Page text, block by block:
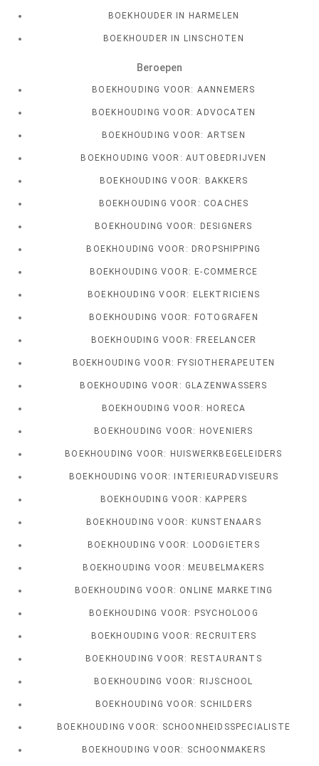
BOEKHOUDER IN HARMELEN
BOEKHOUDER IN LINSCHOTEN
Beroepen
BOEKHOUDING VOOR: AANNEMERS
BOEKHOUDING VOOR: ADVOCATEN
BOEKHOUDING VOOR: ARTSEN
BOEKHOUDING VOOR: AUTOBEDRIJVEN
BOEKHOUDING VOOR: BAKKERS
BOEKHOUDING VOOR: COACHES
BOEKHOUDING VOOR: DESIGNERS
BOEKHOUDING VOOR: DROPSHIPPING
BOEKHOUDING VOOR: E-COMMERCE
BOEKHOUDING VOOR: ELEKTRICIENS
BOEKHOUDING VOOR: FOTOGRAFEN
BOEKHOUDING VOOR: FREELANCER
BOEKHOUDING VOOR: FYSIOTHERAPEUTEN
BOEKHOUDING VOOR: GLAZENWASSERS
BOEKHOUDING VOOR: HORECA
BOEKHOUDING VOOR: HOVENIERS
BOEKHOUDING VOOR: HUISWERKBEGELEIDERS
BOEKHOUDING VOOR: INTERIEURADVISEURS
BOEKHOUDING VOOR: KAPPERS
BOEKHOUDING VOOR: KUNSTENAARS
BOEKHOUDING VOOR: LOODGIETERS
BOEKHOUDING VOOR: MEUBELMAKERS
BOEKHOUDING VOOR: ONLINE MARKETING
BOEKHOUDING VOOR: PSYCHOLOOG
BOEKHOUDING VOOR: RECRUITERS
BOEKHOUDING VOOR: RESTAURANTS
BOEKHOUDING VOOR: RIJSCHOOL
BOEKHOUDING VOOR: SCHILDERS
BOEKHOUDING VOOR: SCHOONHEIDSSPECIALISTE
BOEKHOUDING VOOR: SCHOONMAKERS